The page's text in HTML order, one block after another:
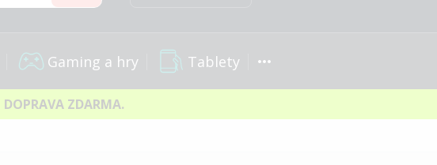
Gaming a hry Tablety
DOPRAVA ZDARMA.